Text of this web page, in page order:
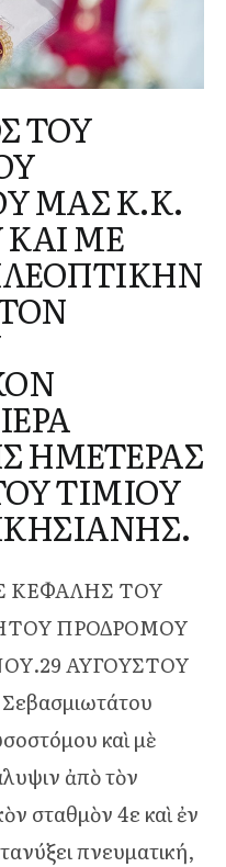
ΤΟΥ
ΜΑΣ Κ.Κ.
ΜΕ
ΗΜΕΤΕΡΑΣ
ΤΙΜΙΟΥ
ΚΕΦΑΛΗΣ ΤΟΥ
ΠΡΟΔΡΟΜΟΥ
ΑΥΓΟΥΣΤΟΥ
καὶ μὲ
ἀπὸ τὸν
σταθμὸν 4ε καὶ ἐν
πνευματική,